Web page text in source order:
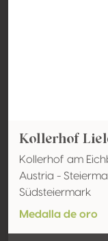
Kollerhof
Kollerhof am
Austria -
Südsteiermark
Medalla de oro